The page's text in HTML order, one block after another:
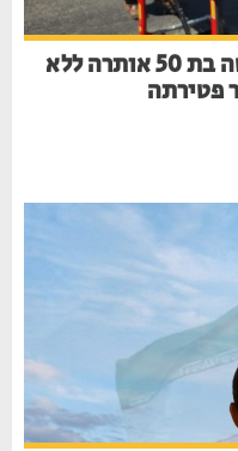
טרגדיה ביקנעם עילית: אישה בת 50 אותרה ללא